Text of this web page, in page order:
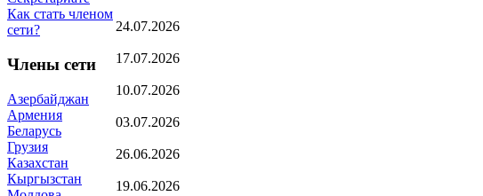
Как стать членом
сети?
Члены сети
Азербайджан
Армения
Беларусь
Грузия
Казахстан
Кыргызстан
24.07.2026
17.07.2026
10.07.2026
03.07.2026
26.06.2026
19.06.2026